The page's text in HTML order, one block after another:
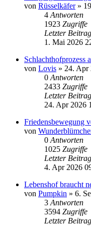
von Rüsselkäfer»
4 Antworten
1923 Zugriffe
Letzter Beitrag
1. Mai 2026
Schlachthofprozess
von Lovis » 24. Apr
0 Antworten
2433 Zugriffe
Letzter Beitrag
24. Apr 2026
Friedensbewegung
von
0 Antworten
1025 Zugriffe
Letzter Beitrag
4. Apr 2026
Lebenshof braucht
von Pumpkin » 6.
3 Antworten
3594 Zugriffe
Letzter Beitrag